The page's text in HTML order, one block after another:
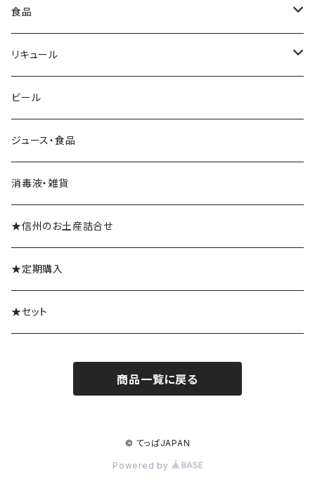
白
シャンパン
光るボトル★シャンパン
ブランデー
食品
食品
リキュール
リキュール
梅酒
ビール
ジュース・食品
消毒液・雑貨
★信州のお土産詰合せ
★定期購入
★セット
商品一覧に戻る
© てっぱJAPAN
Powered by